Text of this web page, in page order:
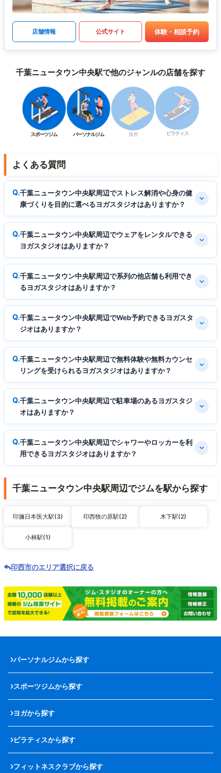
店舗情報 公式サイト 体験・相談予約
千葉ニュータウン中央駅で他のジャンルの店舗を探す
スポーツジム パーソナルジム ヨガ ピラティス
よくある質問
千葉ニュータウン中央駅周辺でストレス解消や心身の健
康づくりを目的に選べるヨガスタジオはありますか？
千葉ニュータウン中央駅周辺でウェアをレンタルできる
ヨガスタジオはありますか？
千葉ニュータウン中央駅周辺で系列の他店舗も利用でき
るヨガスタジオはありますか？
千葉ニュータウン中央駅周辺でWeb予約できるヨガスタ
ジオはありますか？
千葉ニュータウン中央駅周辺で無料体験や無料カウンセ
リングを受けられるヨガスタジオはありますか？
千葉ニュータウン中央駅周辺で駐車場のあるヨガスタジ
オはありますか？
千葉ニュータウン中央駅周辺でシャワーやロッカーを利
用できるヨガスタジオはありますか？
千葉ニュータウン中央駅周辺でジムを駅から探す
印旛日本医大駅(3) 印西牧の原駅(2) 木下駅(2)
小林駅(1)
印西市のエリア選択に戻る
パーソナルジムから探す
スポーツジムから探す
ヨガから探す
ピラティスから探す
フィットネスクラブから探す